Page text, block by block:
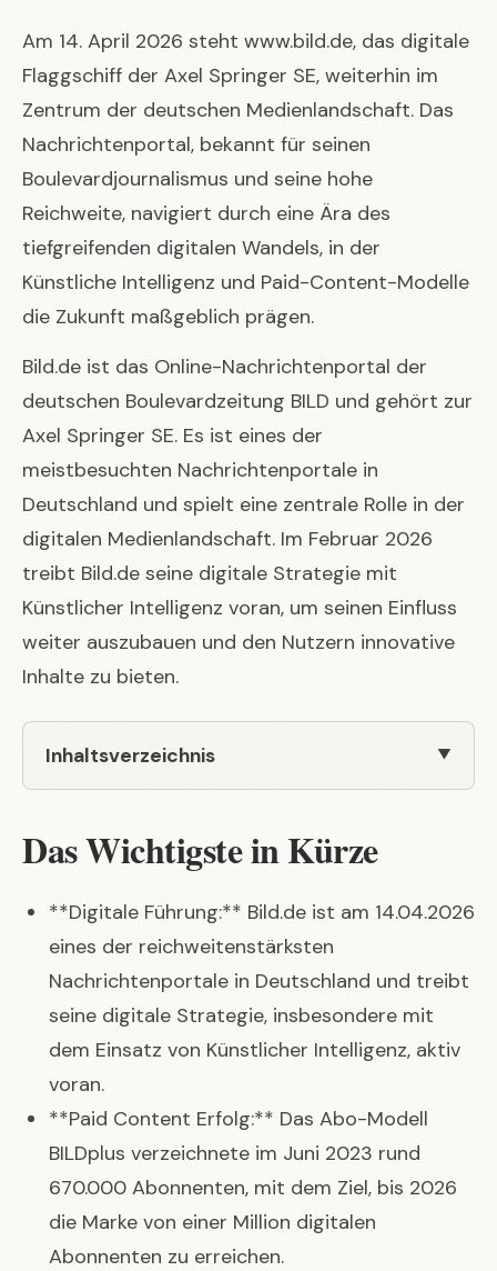
Am 14. April 2026 steht www.bild.de, das digitale
Flaggschiff der Axel Springer SE, weiterhin im
Zentrum der deutschen Medienlandschaft. Das
Nachrichtenportal, bekannt für seinen
Boulevardjournalismus und seine hohe
Reichweite, navigiert durch eine Ära des
tiefgreifenden digitalen Wandels, in der
Künstliche Intelligenz und Paid-Content-Modelle
die Zukunft maßgeblich prägen.
Bild.de ist das Online-Nachrichtenportal der
deutschen Boulevardzeitung BILD und gehört zur
Axel Springer SE. Es ist eines der
meistbesuchten Nachrichtenportale in
Deutschland und spielt eine zentrale Rolle in der
digitalen Medienlandschaft. Im Februar 2026
treibt Bild.de seine digitale Strategie mit
Künstlicher Intelligenz voran, um seinen Einfluss
weiter auszubauen und den Nutzern innovative
Inhalte zu bieten.
Inhaltsverzeichnis
Das Wichtigste in Kürze
**Digitale Führung:** Bild.de ist am 14.04.2026
eines der reichweitenstärksten
Nachrichtenportale in Deutschland und treibt
seine digitale Strategie, insbesondere mit
dem Einsatz von Künstlicher Intelligenz, aktiv
voran.
**Paid Content Erfolg:** Das Abo-Modell
BILDplus verzeichnete im Juni 2023 rund
670.000 Abonnenten, mit dem Ziel, bis 2026
die Marke von einer Million digitalen
Abonnenten zu erreichen.